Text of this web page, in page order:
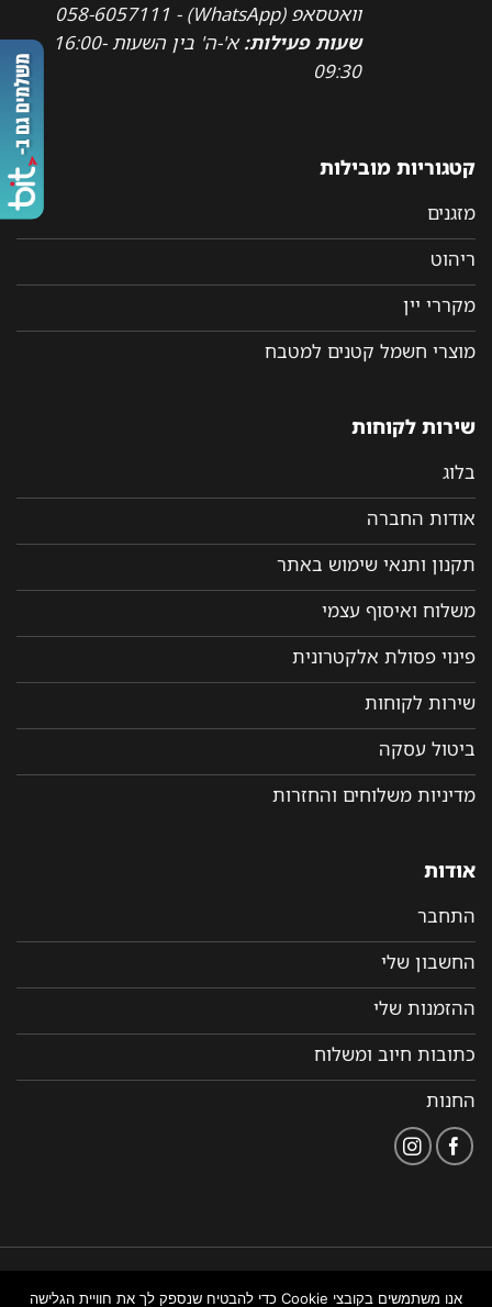
וואטסאפ (WhatsApp) - 058-6057111
שעות פעילות:
א'-ה' בין השעות 16:00-
09:30
קטגוריות מובילות
מזגנים
ריהוט
מקררי יין
מוצרי חשמל קטנים למטבח
שירות לקוחות
בלוג
אודות החברה
תקנון ותנאי שימוש באתר
משלוח ואיסוף עצמי
פינוי פסולת אלקטרונית
שירות לקוחות
ביטול עסקה
מדיניות משלוחים והחזרות
אודות
התחבר
החשבון שלי
ההזמנות שלי
כתובות חיוב ומשלוח
החנות
אנו משתמשים בקובצי Cookie כדי להבטיח שנספק לך את חוויית הגלישה